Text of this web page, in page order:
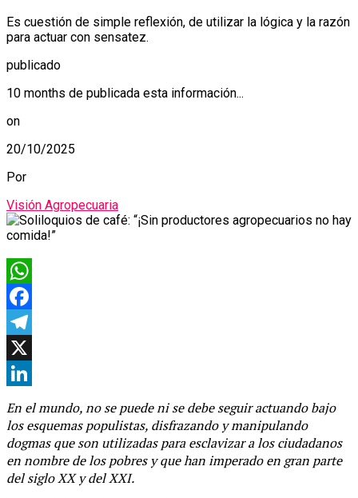
Es cuestión de simple reflexión, de utilizar la lógica y la razón
para actuar con sensatez.
publicado
10 months de publicada esta información...
on
20/10/2025
Por
Visión Agropecuaria
WhatsApp
Facebook
Telegram
X
En el mundo, no se puede ni se debe seguir actuando bajo
los esquemas populistas, disfrazando y manipulando
dogmas que son utilizadas para esclavizar a los ciudadanos
en nombre de los pobres y que han imperado en gran parte
del siglo XX y del XXI.